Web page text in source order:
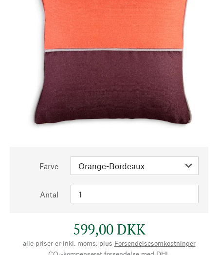
Farve
Antal
599,00 DKK
alle priser er inkl. moms, plus Forsendelsesomkostninger